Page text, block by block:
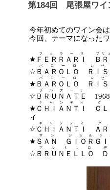
第184回 尾張屋ワイ